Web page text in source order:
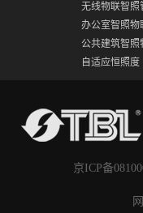
无线物联智照
办公室智照物
公共建筑智照
自适应恒照度
京ICP备